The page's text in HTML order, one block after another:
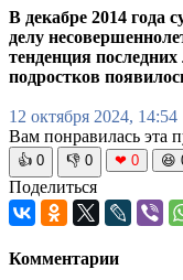
В декабре 2014 года
делу
тенденция
подростков
12 октября 2024, 14:54
Вам понравилась эта
👍 0 👎 0 ❤ 0 😆
Поделиться
Комментарии